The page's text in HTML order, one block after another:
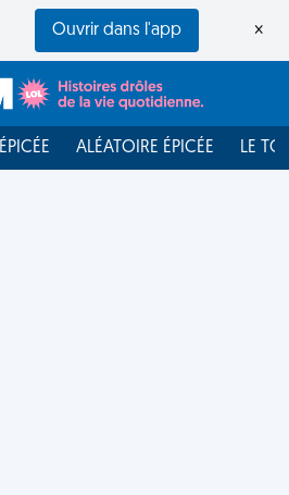
Ouvrir dans l'app ×
ÉPICÉE ALÉATOIRE ÉPICÉE LE